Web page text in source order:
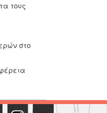
τους
στο